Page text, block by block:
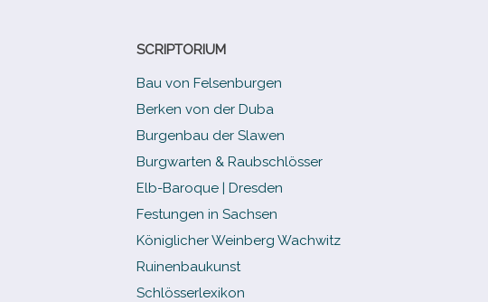
SCRIPTORIUM
Bau von Felsenburgen
Berken von der Duba
Burgenbau der Slawen
Burgwarten & Raubschlösser
Elb-​Baroque | Dresden
Festungen in Sachsen
Königlicher Weinberg Wachwitz
Ruinenbaukunst
Schlösserlexikon